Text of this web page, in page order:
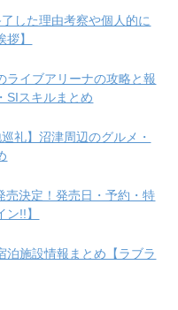
した理由考察や個人的に
】
ライブアリーナの攻略と報
SIスキルまとめ
礼】沼津周辺のグルメ・
売決定！発売日・予約・特
!!】
泊施設情報まとめ【ラブラ